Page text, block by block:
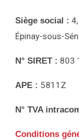
Siège social :
Épinay-sous-
N° SIRET : 803
APE : 5811Z
N° TVA
Conditions